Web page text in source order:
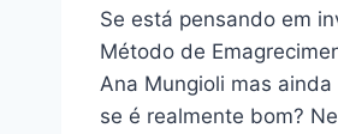
Se está pensando em
Método de
Ana Mungioli mas
se é realmente bom?